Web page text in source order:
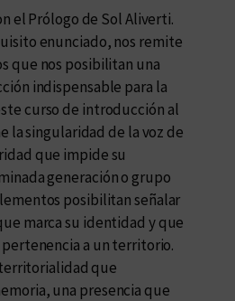
el Prólogo de Sol Aliverti.
enunciado, nos remite
que nos posibilitan una
indispensable para la
curso de introducción al
la singularidad de la voz de
que impide su
generación o grupo
posibilitan señalar
marca su identidad y que
a un territorio.
territorialidad que
una presencia que